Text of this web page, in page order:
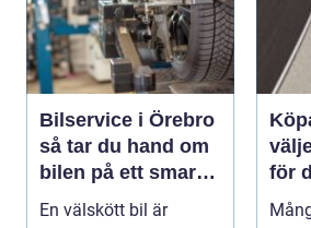
Bilservice i Örebro
så tar du hand om
bilen på ett smart
sätt
En välskött bil är
för